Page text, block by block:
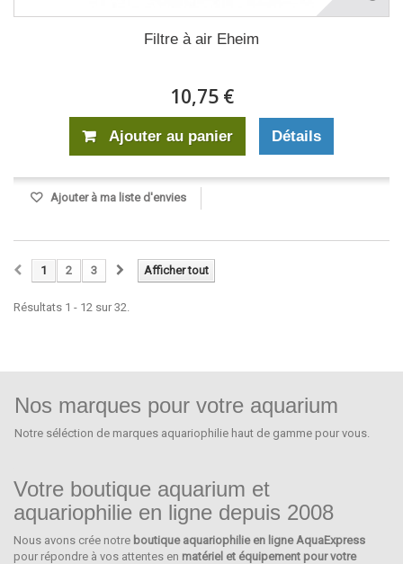
Filtre à air Eheim
10,75 €
Ajouter au panier Détails
Ajouter à ma liste d'envies
Afficher tout
1 2 3
Résultats 1 - 12 sur 32.
Nos marques pour votre aquarium
Notre séléction de marques aquariophilie haut de gamme pour vous.
IWAKI
Votre boutique aquarium et
aquariophilie en ligne depuis 2008
Nous avons crée notre boutique aquariophilie en ligne AquaExpress
pour répondre à vos attentes en matériel et équipement pour votre